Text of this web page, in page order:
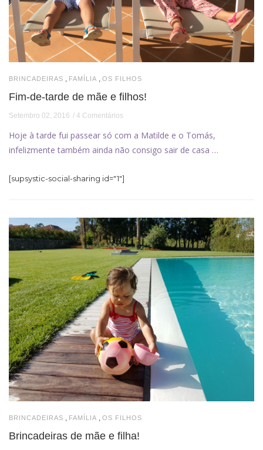
BRINCADEIRAS FAMÍLIA OS FILHOS
Fim-de-tarde de mãe e filhos!
Setembro 02, 2016 4 Comentários
Hoje à tarde fui passear só com a Matilde e o Tomás,
infelizmente também ainda não consigo sair de casa …
[supsystic-social-sharing id="1"]
BRINCADEIRAS , FAMÍLIA , OS FILHOS
Brincadeiras de mãe e filha!